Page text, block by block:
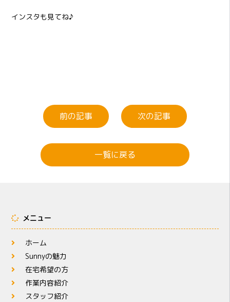
インスタも見てね♪
前の記事 次の記事
一覧に戻る
メニュー
ホーム
Sunnyの魅力
在宅希望の方
作業内容紹介
スタッフ紹介